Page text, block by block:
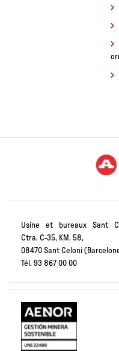
Usine et bureaux Sant
Ctra. C-35, KM. 58,
08470 Sant Celoni
Tél. 93 867 00 00